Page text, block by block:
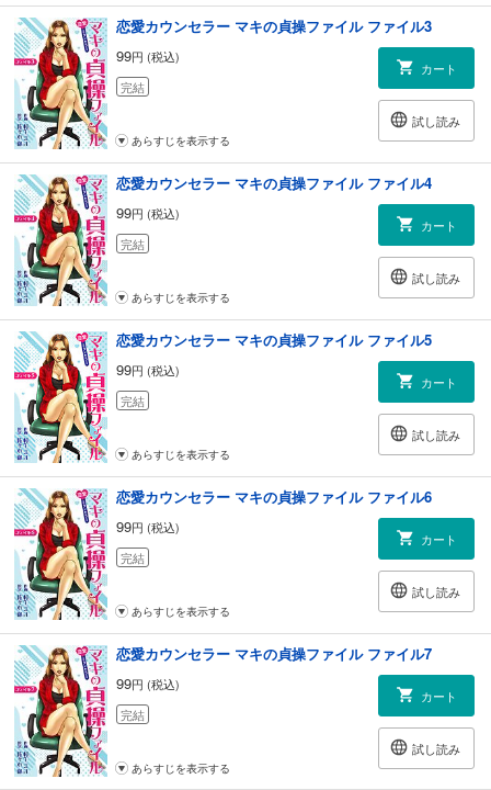
恋愛カウンセラー マキの貞操ファイル ファイル3
99円 (税込)
完結
カート
試し読み
あらすじを表示する
恋愛カウンセラー マキの貞操ファイル ファイル4
99円 (税込)
完結
カート
試し読み
あらすじを表示する
恋愛カウンセラー マキの貞操ファイル ファイル5
99円 (税込)
完結
カート
試し読み
あらすじを表示する
恋愛カウンセラー マキの貞操ファイル ファイル6
99円 (税込)
完結
カート
試し読み
あらすじを表示する
恋愛カウンセラー マキの貞操ファイル ファイル7
99円 (税込)
完結
カート
試し読み
あらすじを表示する